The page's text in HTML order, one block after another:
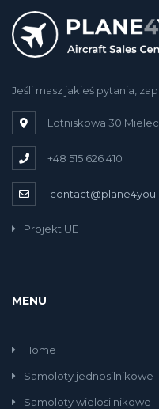
Jeśli masz jakieś pytania,
Lotniskowa 30
+48 515 626 410
Projekt UE
MENU
Home
Samoloty jednosilnikowe
Samoloty wielosilnikowe